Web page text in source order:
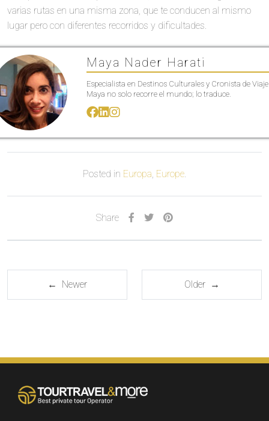
varias rutas en una misma zona, que te conducen al mismo
lugar pero con diferentes recorridos y dificultades.
Maya Nader Harati
Especialista en Destinos Culturales y Cronista de
Maya no solo recorre el mundo; lo traduce.
Posted in Europa, Europe.
Share
← Newer Older →